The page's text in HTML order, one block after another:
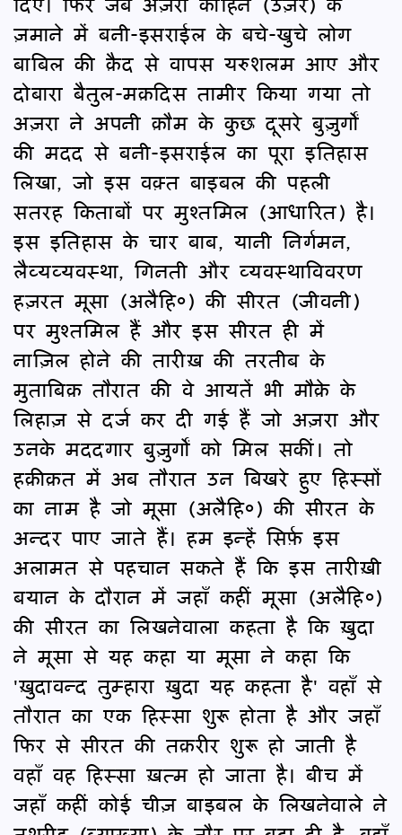
ज़माने में बनी-इसराईल के बचे-खुचे लोग
बाबिल की क़ैद से वापस यरुशलम आए और
दोबारा बैतुल-मक़दिस तामीर किया गया तो
अज़रा ने अपनी क़ौम के कुछ दूसरे बुज़ुर्गों
की मदद से बनी-इसराईल का पूरा इतिहास
लिखा, जो इस वक़्त बाइबल की पहली
सतरह किताबों पर मुश्तमिल (आधारित) है।
इस इतिहास के चार बाब, यानी निर्गमन,
लैव्यव्यवस्था, गिनती और व्यवस्थाविवरण
हज़रत मूसा (अलैहि०) की सीरत (जीवनी)
पर मुश्तमिल हैं और इस सीरत ही में
नाज़िल होने की तारीख़ की तरतीब के
मुताबिक़ तौरात की वे आयतें भी मौक़े के
लिहाज़ से दर्ज कर दी गई हैं जो अज़रा और
उनके मददगार बुज़ुर्गों को मिल सकीं। तो
हक़ीक़त में अब तौरात उन बिखरे हुए हिस्सों
का नाम है जो मूसा (अलैहि०) की सीरत के
अन्दर पाए जाते हैं। हम इन्हें सिर्फ़ इस
अलामत से पहचान सकते हैं कि इस तारीख़ी
बयान के दौरान में जहाँ कहीं मूसा (अलैहि०)
की सीरत का लिखनेवाला कहता है कि ख़ुदा
ने मूसा से यह कहा या मूसा ने कहा कि
'ख़ुदावन्द तुम्हारा ख़ुदा यह कहता है' वहाँ से
तौरात का एक हिस्सा शुरू होता है और जहाँ
फिर से सीरत की तक़रीर शुरू हो जाती है
वहाँ वह हिस्सा ख़त्म हो जाता है। बीच में
जहाँ कहीं कोई चीज़ बाइबल के लिखनेवाले ने